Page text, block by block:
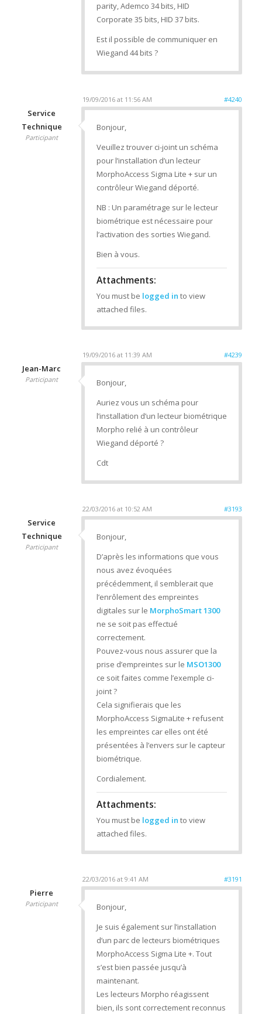
parity, Ademco 34 bits, HID
Corporate 35 bits, HID 37 bits.
Est il possible de communiquer en
Wiegand 44 bits ?
19/09/2016 at 11:56 AM #4240
Service
Technique
Participant
Bonjour,
Veuillez trouver ci-joint un schéma
pour l’installation d’un lecteur
MorphoAccess Sigma Lite + sur un
contrôleur Wiegand déporté.
NB : Un paramétrage sur le lecteur
biométrique est nécessaire pour
l’activation des sorties Wiegand.
Bien à vous.
Attachments:
You must be logged in to view
attached files.
19/09/2016 at 11:39 AM #4239
Jean-Marc
Participant
Bonjour,
Auriez vous un schéma pour
l’installation d’un lecteur biométrique
Morpho relié à un contrôleur
Wiegand déporté ?
Cdt
22/03/2016 at 10:52 AM #3193
Service
Technique
Participant
Bonjour,
D’après les informations que vous
nous avez évoquées
précédemment, il semblerait que
l’enrôlement des empreintes
digitales sur le MorphoSmart 1300
ne se soit pas effectué
correctement.
Pouvez-vous nous assurer que la
prise d’empreintes sur le MSO1300
ce soit faites comme l’exemple ci-
joint ?
Cela signifierais que les
MorphoAccess SigmaLite + refusent
les empreintes car elles ont été
présentées à l’envers sur le capteur
biométrique.
Cordialement.
Attachments:
You must be logged in to view
attached files.
22/03/2016 at 9:41 AM #3191
Pierre
Participant
Bonjour,
Je suis également sur l’installation
d’un parc de lecteurs biométriques
MorphoAccess Sigma Lite +. Tout
s’est bien passée jusqu’à
maintenant.
Les lecteurs Morpho réagissent
bien, ils sont correctement reconnus